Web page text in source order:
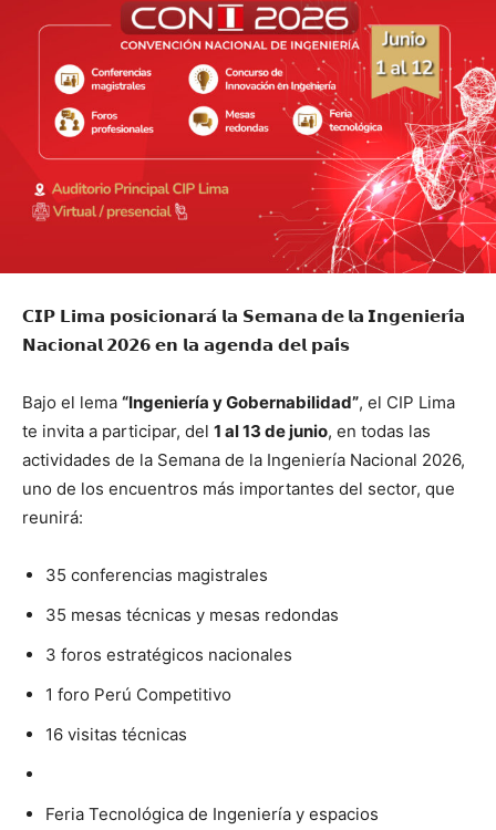
𝗖𝗜𝗣 𝗟𝗶𝗺𝗮 𝗽𝗼𝘀𝗶𝗰𝗶𝗼𝗻𝗮𝗿𝗮́ 𝗹𝗮 𝗦𝗲𝗺𝗮𝗻𝗮 𝗱𝗲 𝗹𝗮 𝗜𝗻𝗴𝗲𝗻𝗶𝗲𝗿𝗶́𝗮
𝗡𝗮𝗰𝗶𝗼𝗻𝗮𝗹 𝟮𝟬𝟮𝟲 𝗲𝗻 𝗹𝗮 𝗮𝗴𝗲𝗻𝗱𝗮 𝗱𝗲𝗹 𝗽𝗮𝗶́𝘀
Bajo el lema “Ingeniería y Gobernabilidad”, el CIP Lima
te invita a participar, del 1 al 13 de junio, en todas las
actividades de la Semana de la Ingeniería Nacional 2026,
uno de los encuentros más importantes del sector, que
reunirá:
35 conferencias magistrales
35 mesas técnicas y mesas redondas
3 foros estratégicos nacionales
1 foro Perú Competitivo
16 visitas técnicas
Feria Tecnológica de Ingeniería y espacios